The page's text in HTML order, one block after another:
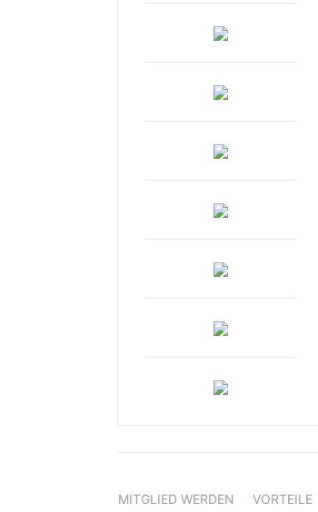
MITGLIED WERDEN VORTEILE